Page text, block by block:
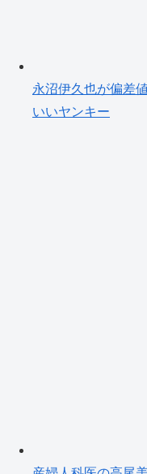
永沼伊久也が偏差
いいヤンキー